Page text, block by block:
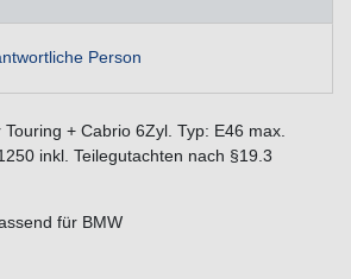
Person
+ Cabrio 6Zyl. Typ: E46 max.
inkl. Teilegutachten nach §19.3
für BMW